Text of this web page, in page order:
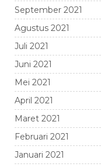
September 2021
Agustus 2021
Juli 2021
Juni 2021
Mei 2021
April 2021
Maret 2021
Februari 2021
Januari 2021